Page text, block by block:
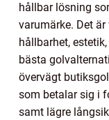
hållbar lösning
varumärke. Det
hållbarhet,
bästa
övervägt
som betalar sig i
samt lägre